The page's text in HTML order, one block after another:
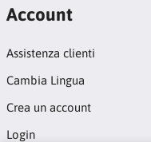
Account
Assistenza clienti
Cambia Lingua
Crea un account
Login